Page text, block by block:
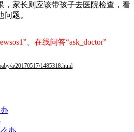
，家长则应该带孩子去医院检查，看
题。
、在线问答“ask_doctor”
a/20170517/1485318.html